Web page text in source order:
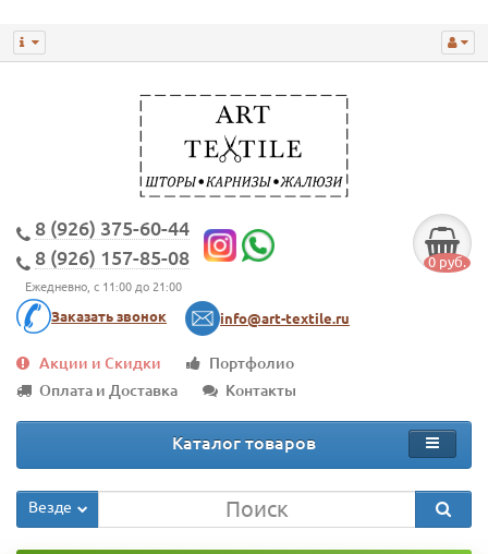
8 (926) 375-60-44
8 (926) 157-85-08
Ежедневно, с 11:00 до 21:00
Заказать звонок info@art-textile.ru
0 руб.
Акции и Скидки
Портфолио
Оплата и Доставка
Контакты
Каталог товаров
Везде